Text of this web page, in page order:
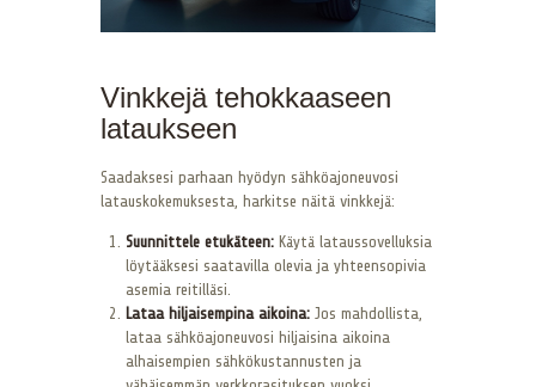
Vinkkejä tehokkaaseen
lataukseen
Saadaksesi parhaan hyödyn sähköajoneuvosi
latauskokemuksesta, harkitse näitä vinkkejä:
Suunnittele etukäteen: Käytä lataussovelluksia
löytääksesi saatavilla olevia ja yhteensopivia
asemia reitilläsi.
Lataa hiljaisempina aikoina: Jos mahdollista,
lataa sähköajoneuvosi hiljaisina aikoina
alhaisempien sähkökustannusten ja